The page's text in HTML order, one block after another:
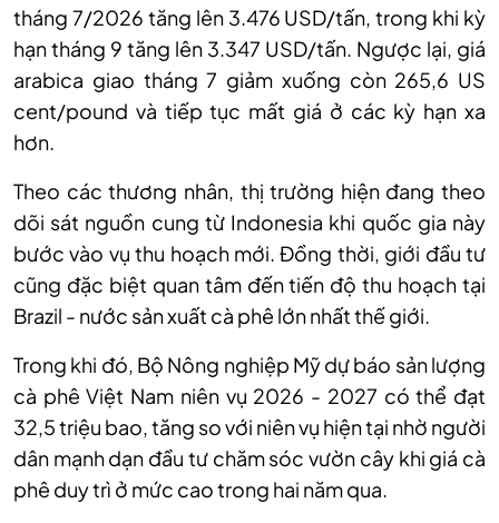
tháng 7/2026 tăng lên 3.476 USD/tấn, trong khi kỳ
hạn tháng 9 tăng lên 3.347 USD/tấn. Ngược lại, giá
arabica giao tháng 7 giảm xuống còn 265,6 US
cent/pound và tiếp tục mất giá ở các kỳ hạn xa
hơn.
Theo các thương nhân, thị trường hiện đang theo
dõi sát nguồn cung từ Indonesia khi quốc gia này
bước vào vụ thu hoạch mới. Đồng thời, giới đầu tư
cũng đặc biệt quan tâm đến tiến độ thu hoạch tại
Brazil - nước sản xuất cà phê lớn nhất thế giới.
Trong khi đó, Bộ Nông nghiệp Mỹ dự báo sản lượng
cà phê Việt Nam niên vụ 2026 - 2027 có thể đạt
32,5 triệu bao, tăng so với niên vụ hiện tại nhờ người
dân mạnh dạn đầu tư chăm sóc vườn cây khi giá cà
phê duy trì ở mức cao trong hai năm qua.